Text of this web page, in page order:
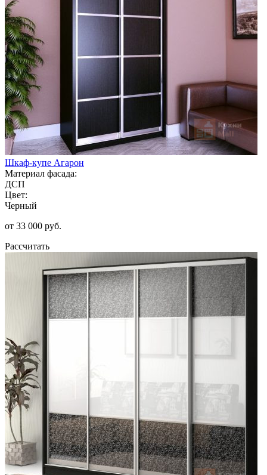
Шкаф-купе Агарон
Материал фасада:
ДСП
Цвет:
Черный
от 33 000 руб.
Рассчитать